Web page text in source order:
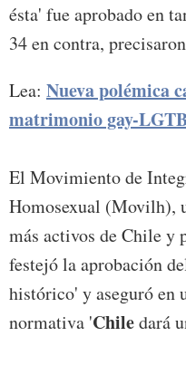
ésta' fue aprobado en
34 en contra,
Lea: Nueva polémica
matrimonio gay-
El Movimiento de
Homosexual (Movilh),
más activos de Chile
festejó la aprobación
histórico' y aseguró en
normativa 'Chiledará